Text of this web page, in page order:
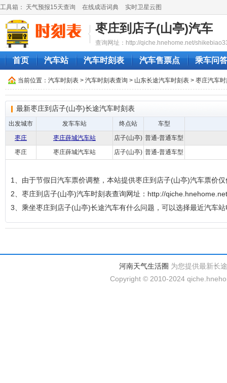
工具箱： 天气预报15天查询 在线成语词典 实时卫星云图
枣庄到店子(山亭)汽车
查询网址：http://qiche.hnehome.net/
首页 汽车站 汽车时刻表 汽车售票点 乘车问答
当前位置： 汽车时刻表 > 汽车时刻表查询 > 山东长途汽车时刻表 > 枣庄汽车
最新枣庄到店子(山亭)长途汽车时刻表
出发城市 发车车站 终点站
车型
枣庄
枣庄薛城汽车站 店子(山亭) 普通-普通车型
枣庄
枣庄薛城汽车站 店子(山亭) 普通-普通车型
1、由于节假日汽车票价调整，本站提供枣庄到店子(山亭)汽车票价
2、枣庄到店子(山亭)汽车时刻表查询网址：http://
3、乘坐枣庄到店子(山亭)长途汽车有什么问题，可以选择最近汽车
河南天气生活圈 为您提供最新长
Copyright © 2010-2024